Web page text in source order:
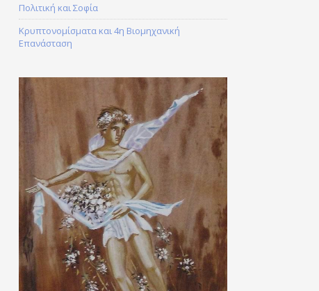
Πολιτική και Σοφία
Κρυπτονομίσματα και 4η Βιομηχανική
Επανάσταση